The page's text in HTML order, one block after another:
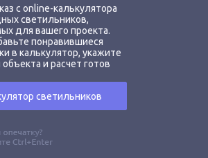
с online-калькулятора
светильников,
для вашего проекта.
понравившиеся
в калькулятор, укажите
и расчет готов
светильников